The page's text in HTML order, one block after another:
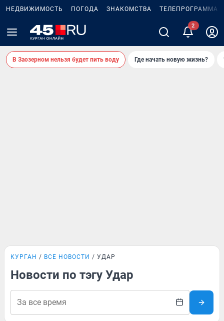
НЕДВИЖИМОСТЬ ПОГОДА ЗНАКОМСТВА ТЕЛЕПРОГРАММА
2
В Заозерном нельзя будет пить воду Где начать новую жизнь?
КУРГАН ВСЕ НОВОСТИ УДАР
Новости по тэгу Удар